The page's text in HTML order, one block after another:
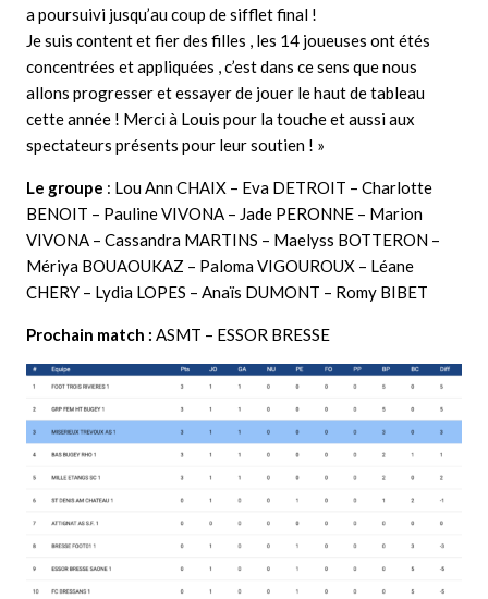
a poursuivi jusqu’au coup de sifflet final !
Je suis content et fier des filles , les 14 joueuses ont étés
concentrées et appliquées , c’est dans ce sens que nous
allons progresser et essayer de jouer le haut de tableau
cette année ! Merci à Louis pour la touche et aussi aux
spectateurs présents pour leur soutien ! »
Le groupe : Lou Ann CHAIX – Eva DETROIT – Charlotte
BENOIT – Pauline VIVONA – Jade PERONNE – Marion
VIVONA – Cassandra MARTINS – Maelyss BOTTERON –
Mériya BOUAOUKAZ – Paloma VIGOUROUX – Léane
CHERY – Lydia LOPES – Anaïs DUMONT – Romy BIBET
Prochain match : ASMT – ESSOR BRESSE